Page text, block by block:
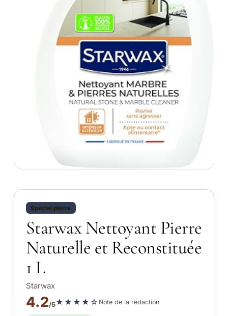
Spécial pierre
Starwax Nettoyant Pierre
Naturelle et Reconstituée
1 L
Starwax
4.2/5★★★★☆ Note de la rédaction